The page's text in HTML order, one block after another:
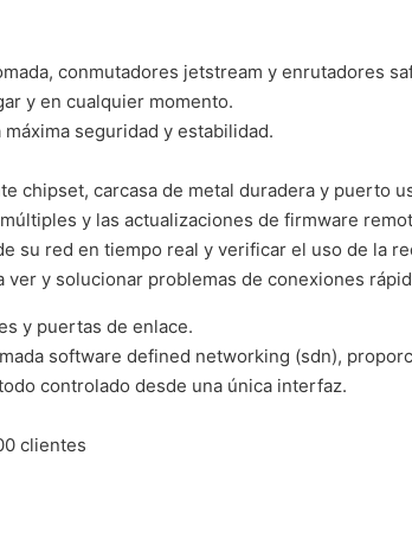
conmutadores jetstream y enrutadores
y en cualquier momento.
seguridad y estabilidad.
chipset, carcasa de metal duradera y puerto
y las actualizaciones de firmware
su red en tiempo real y verificar el uso de la
y solucionar problemas de conexiones
y puertas de enlace.
software defined networking (sdn),
controlado desde una única interfaz.
clientes